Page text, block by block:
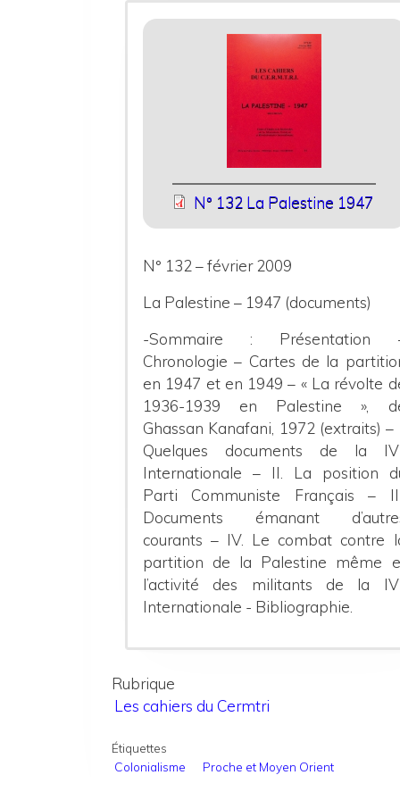
N° 132 La Palestine 1947
N° 132 – février 2009
La Palestine – 1947 (documents)
-Sommaire : Présentation
Chronologie – Cartes de la
en 1947 et en 1949 – « La révolte
1936-1939 en Palestine »,
Ghassan Kanafani, 1972 (extraits) –
Quelques documents de la IV
Internationale – II. La position
Parti Communiste Français –
Documents émanant
courants – IV. Le combat contre
partition de la Palestine même
l’activité des militants de la IV
Internationale - Bibliographie.
Rubrique
Les cahiers du Cermtri
Étiquettes
Colonialisme
Proche et Moyen Orient